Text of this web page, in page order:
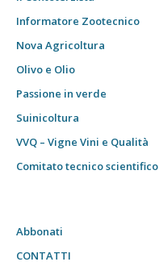
Informatore Zootecnico
Nova Agricoltura
Olivo e Olio
Passione in verde
Suinicoltura
VVQ – Vigne Vini e Qualità
Comitato tecnico scientifico
Abbonati
CONTATTI